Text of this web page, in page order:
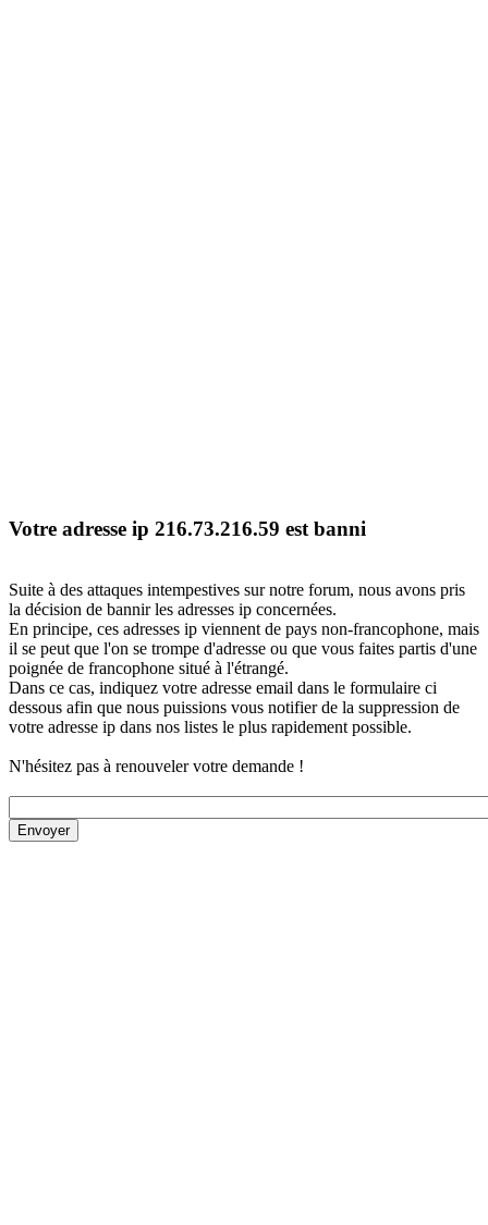
Votre adresse ip 216.73.216.59 est banni
Suite à des attaques intempestives sur notre forum, nous avons pris
la décision de bannir les adresses ip concernées.
En principe, ces adresses ip viennent de pays non-francophone, mais
il se peut que l'on se trompe d'adresse ou que vous faites partis d'une
poignée de francophone situé à l'étrangé.
Dans ce cas, indiquez votre adresse email dans le formulaire ci
dessous afin que nous puissions vous notifier de la suppression de
votre adresse ip dans nos listes le plus rapidement possible.
N'hésitez pas à renouveler votre demande !